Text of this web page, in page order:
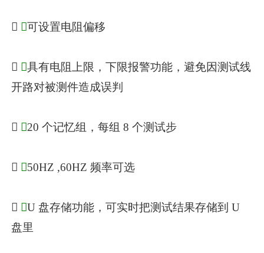
 ◆可设置电阻偏移
 ◆具有电阻上限，下限报警功能，避免因测试线
开路对被测件造成误判
 ◆20 个记忆组，每组 8 个测试步
 ◆50HZ ,60HZ 频率可选
 ◆U 盘存储功能，可实时把测试结果存储到 U
盘里